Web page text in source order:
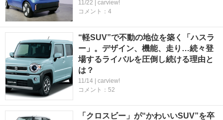
11/22 | carview!
コメント：4
“軽SUV”で不動の地位を築く「ハスラ
ー」。デザイン、機能、走り…続々登
場するライバルを圧倒し続ける理由と
は？
11/14 | carview!
コメント：52
「クロスビー」が“かわいいSUV”を卒